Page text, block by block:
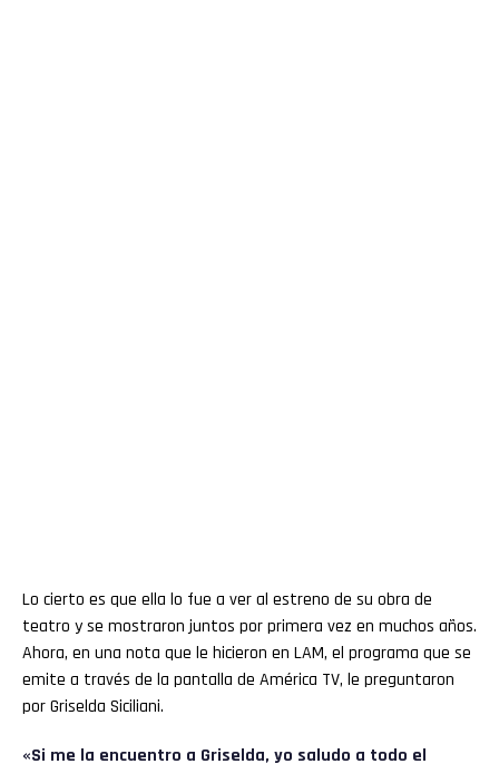
Lo cierto es que ella lo fue a ver al estreno de su obra de
teatro y se mostraron juntos por primera vez en muchos años.
Ahora, en una nota que le hicieron en LAM, el programa que se
emite a través de la pantalla de América TV, le preguntaron
por Griselda Siciliani.
«Si me la encuentro a Griselda, yo saludo a todo el